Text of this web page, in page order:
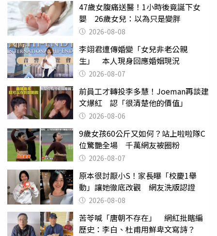
47歲女腹痛送醫！1小時後竟誕下女
嬰 26歲女兒：以為只是變胖
2026-08-08
李翊君遭傳婚變「女兒非老公親
生」 本人現身回應婚姻現況
2026-08-07
前員工才轉投李多慧！Joeman再談建
文爆紅 認「很清楚他的價值」
2026-08-06
9歲女孩60公斤又如何？站上啦啦隊C
位驚艷全場 千萬網友被圈粉
2026-08-07
原本很討厭小S！家長曝「校慶1舉
動」讓她徹底改觀 網友洗版認證
2026-08-08
苦苓喊「唐朝不存在」 網紅批瞎編
歷史：李白、杜甫用鮮卑文寫詩？